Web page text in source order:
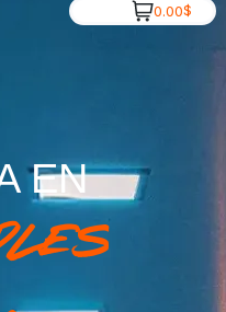
EN
0.00$